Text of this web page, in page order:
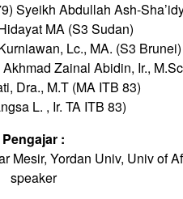
Syeikh Abdullah Ash-
MA (S3 Sudan)
Lc., MA. (S3 Brunei)
Zainal Abidin, Ir.,
Dra., M.T (MA ITB 83)
L. , Ir. TA ITB 83)
Pengajar :
Mesir, Yordan Univ, Univ of
speaker